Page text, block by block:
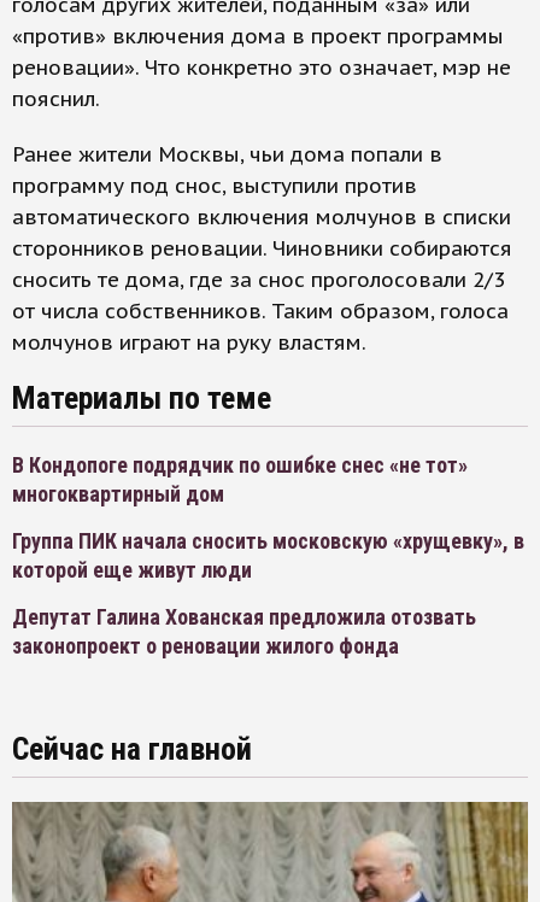
голосам других жителей, поданным «за» или
«против» включения дома в проект программы
реновации». Что конкретно это означает, мэр не
пояснил.
Ранее жители Москвы, чьи дома попали в
программу под снос, выступили против
автоматического включения молчунов в списки
сторонников реновации. Чиновники собираются
сносить те дома, где за снос проголосовали 2/3
от числа собственников. Таким образом, голоса
молчунов играют на руку властям.
Материалы по теме
В Кондопоге подрядчик по ошибке снес «не тот»
многоквартирный дом
Группа ПИК начала сносить московскую «хрущевку», в
которой еще живут люди
Депутат Галина Хованская предложила отозвать
законопроект о реновации жилого фонда
Сейчас на главной